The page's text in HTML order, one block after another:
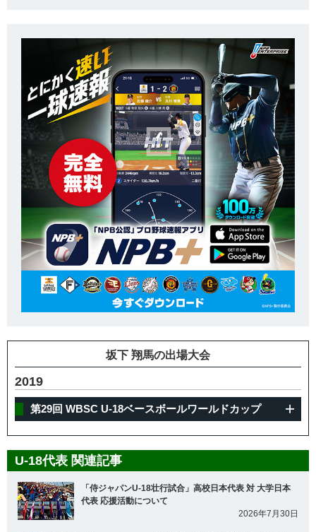
坂下 翔馬の出場大会
2019
第29回 WBSC U-18ベースボールワールドカップ
U-18代表 関連記事
「侍ジャパンU-18壮行試合」高校日本代表 対 大学日本
代表 応援活動について
2026年7月30日